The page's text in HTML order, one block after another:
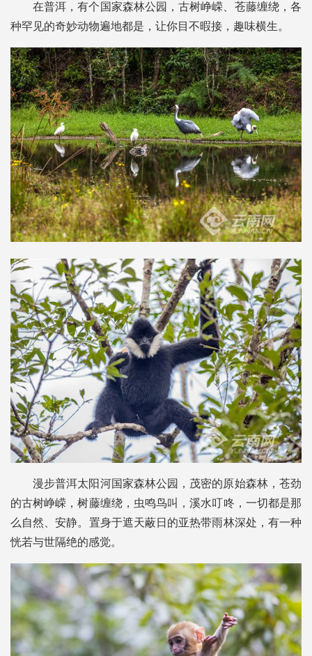
在普洱，有个国家森林公园，古树峥嵘、苍藤缠绕，各
种罕见的奇妙动物遍地都是，让你目不暇接，趣味横生。
漫步普洱太阳河国家森林公园，茂密的原始森林，苍劲
的古树峥嵘，树藤缠绕，虫鸣鸟叫，溪水叮咚，一切都是那
么自然、安静。置身于遮天蔽日的亚热带雨林深处，有一种
恍若与世隔绝的感觉。